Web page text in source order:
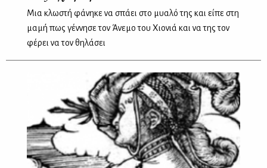
Μια κλωστή φάνηκε να σπάει στο μυαλό της και είπε στη
μαμή πως γέννησε τον Άνεμο του Χιονιά και να της τον
φέρει να τον θηλάσει